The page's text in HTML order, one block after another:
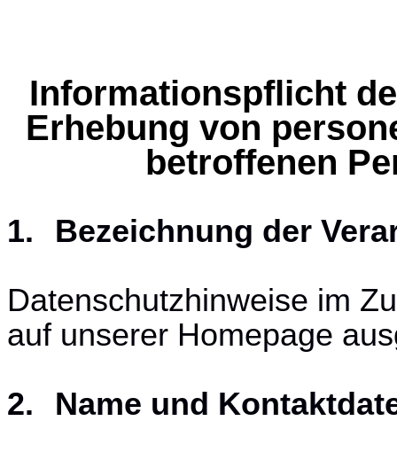
Informationspflicht
Erhebung von
betroffenen
1.
Bezeichnung der
Datenschutzhinweise im
auf unserer Homepage
2.
Name und